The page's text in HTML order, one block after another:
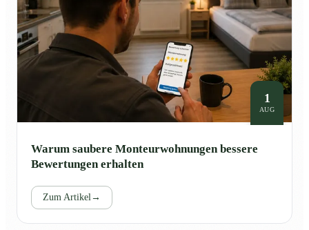
1
AUG
Warum saubere Monteurwohnungen bessere
Bewertungen erhalten
Zum Artikel →